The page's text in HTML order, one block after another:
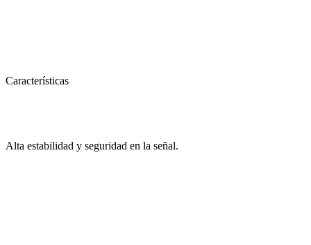
Características
Alta estabilidad y seguridad en la señal.